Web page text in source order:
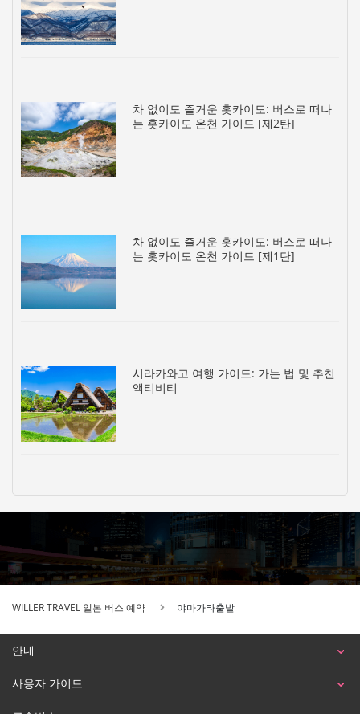
차 없이도 즐거운 홋카이도: 버스로 떠나
는 홋카이도 온천 가이드 [제2탄]
차 없이도 즐거운 홋카이도: 버스로 떠나
는 홋카이도 온천 가이드 [제1탄]
시라카와고 여행 가이드: 가는 법 및 추천
액티비티
WILLER TRAVEL 일본 버스 예약 야마가타출발
안내
사용자 가이드